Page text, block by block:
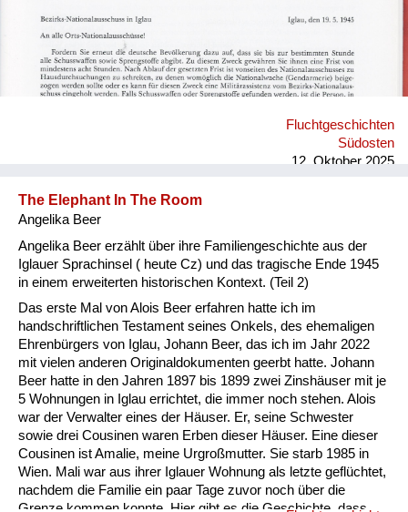
Fluchtgeschichten
Südosten
12. Oktober 2025
The Elephant In The Room
Angelika Beer
Angelika Beer erzählt über ihre Familiengeschichte aus der
Iglauer Sprachinsel ( heute Cz) und das tragische Ende 1945
in einem erweiterten historischen Kontext. (Teil 2)
Das erste Mal von Alois Beer erfahren hatte ich im
handschriftlichen Testament seines Onkels, des ehemaligen
Ehrenbürgers von Iglau, Johann Beer, das ich im Jahr 2022
mit vielen anderen Originaldokumenten geerbt hatte. Johann
Beer hatte in den Jahren 1897 bis 1899 zwei Zinshäuser mit je
5 Wohnungen in Iglau errichtet, die immer noch stehen. Alois
war der Verwalter eines der Häuser. Er, seine Schwester
sowie drei Cousinen waren Erben dieser Häuser. Eine dieser
Cousinen ist Amalie, meine Urgroßmutter. Sie starb 1985 in
Wien. Mali war aus ihrer Iglauer Wohnung als letzte geflüchtet,
nachdem die Familie ein paar Tage zuvor noch über die
Grenze kommen konnte. Hier gibt es die Geschichte, dass